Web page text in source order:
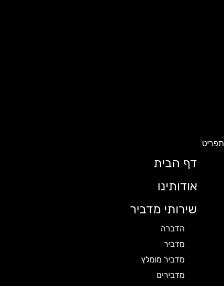
תפריט
דף הבית
אודותינו
שירותי מדביר
הדברה
מדביר
מדביר מומלץ
מדבירים